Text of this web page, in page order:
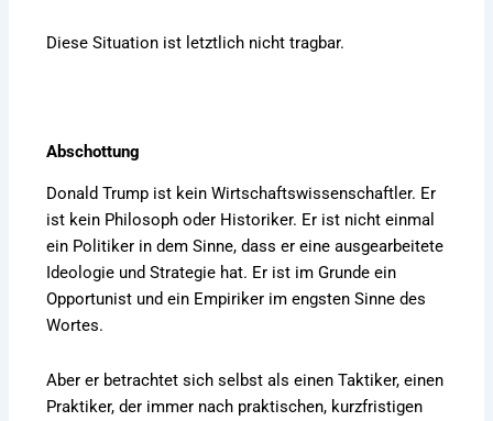
Diese Situation ist letztlich nicht tragbar.
Abschottung
Donald Trump ist kein Wirtschaftswissenschaftler. Er
ist kein Philosoph oder Historiker. Er ist nicht einmal
ein Politiker in dem Sinne, dass er eine ausgearbeitete
Ideologie und Strategie hat. Er ist im Grunde ein
Opportunist und ein Empiriker im engsten Sinne des
Wortes.
Aber er betrachtet sich selbst als einen Taktiker, einen
Praktiker, der immer nach praktischen, kurzfristigen